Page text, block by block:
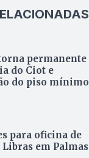
permanente
do Ciot e
do piso mínimo
para oficina de
em Palmas